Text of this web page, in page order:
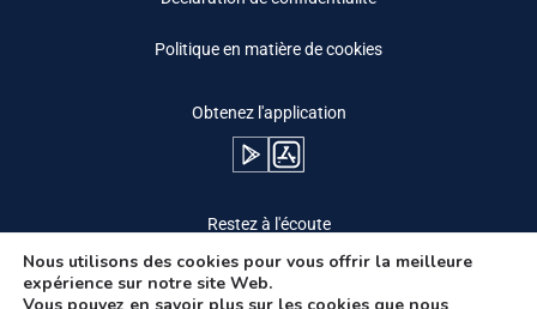
Politique en matière de cookies
Obtenez l'application
Restez à l'écoute
Nous utilisons des cookies pour vous offrir la meilleure
expérience sur notre site Web.